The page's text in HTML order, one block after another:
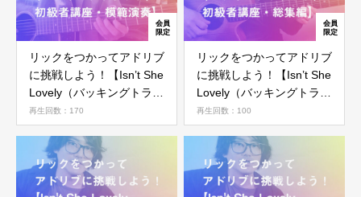
リックをつかってアドリブ
に挑戦しよう！【Isn’t She
Lovely（バッキングトラッ
ク）・初級者講座・模範演
奏】
再生回数：170
リックをつかってアドリブ
に挑戦しよう！【Isn’t She
Lovely（バッキングトラッ
ク）・初級者講座・総集
編】
再生回数：100